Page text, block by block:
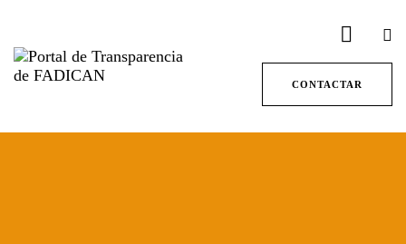
CONTACTAR